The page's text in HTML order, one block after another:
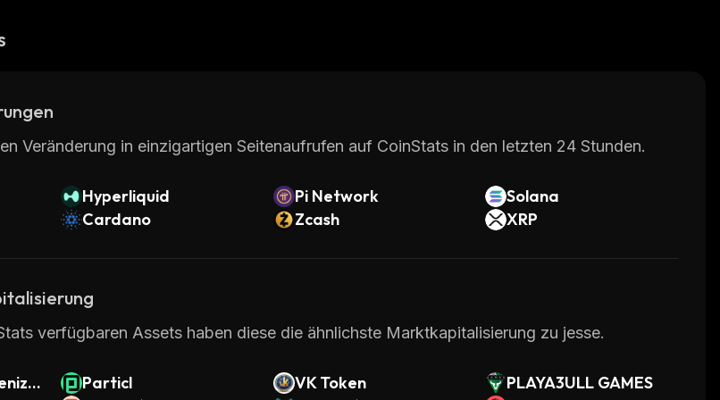
Veränderung in einzigartigen Seitenaufrufen auf CoinStats in den letzten 24 Stunden.
Hyperliquid Pi Network
Solana
Cardano Zcash XRP
verfügbaren Assets haben diese die ähnlichste Marktkapitalisierung zu jesse.
Particl VK Token
PLAYA3ULL GAMES